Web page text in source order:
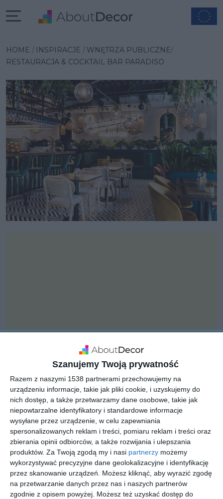
Szanujemy Twoją prywatność
Razem z naszymi 1538 partnerami przechowujemy na
urządzeniu informacje, takie jak pliki cookie, i uzyskujemy do
nich dostęp, a także przetwarzamy dane osobowe, takie jak
niepowtarzalne identyfikatory i standardowe informacje
wysyłane przez urządzenie, w celu zapewniania
spersonalizowanych reklam i treści, pomiaru reklam i treści oraz
zbierania opinii odbiorców, a także rozwijania i ulepszania
produktów. Za Twoją zgodą my i nasi partnerzy możemy
wykorzystywać precyzyjne dane geolokalizacyjne i identyfikację
przez skanowanie urządzeń. Możesz kliknąć, aby wyrazić zgodę
na przetwarzanie danych przez nas i naszych partnerów
zgodnie z opisem powyżej. Możesz też uzyskać dostęp do
HOME INSPIRACJE
WNĘTRZA PUBLICZNE
RESTAURACJA & COCKTAIL BAR PARADISO
INSPIRACJA
Restauracja & Cocktail
Bar Paradiso
Projekt wnętrza: 370 Studio (Katarzyna Westrych-Pavy,
Anna Śliwka, Michał Miszkurka) Zdjęcia: Aleksandra Miszkurka
Więcej informacji o pracowni znaleźć można na stronie
370studio.com